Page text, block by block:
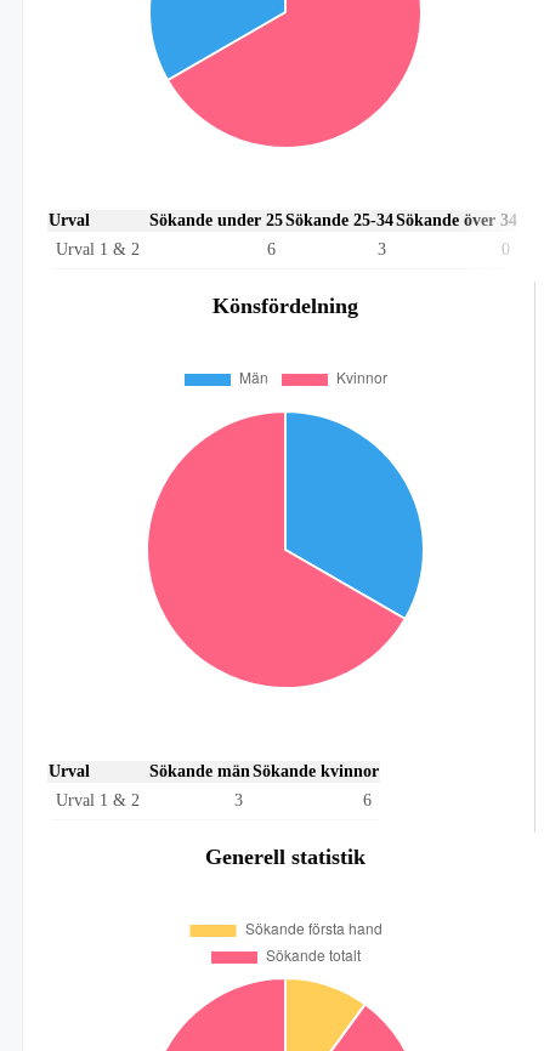
Urval Sökande under 25Sökande 25-34Sökande över 34
Urval 1 & 2
6 3 0
Könsfördelning
Urval Sökande män Sökande kvinnor
Urval 1 & 2
3 6
Generell statistik